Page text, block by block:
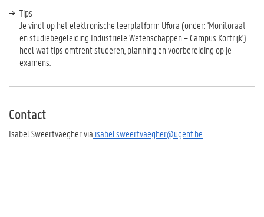
Tips
Je vindt op het elektronische leerplatform Ufora (onder: 'Monitoraat
en studiebegeleiding Industriële Wetenschappen – Campus Kortrijk')
heel wat tips omtrent studeren, planning en voorbereiding op je
examens.
Contact
Isabel Sweertvaegher via isabel.sweertvaegher@ugent.be